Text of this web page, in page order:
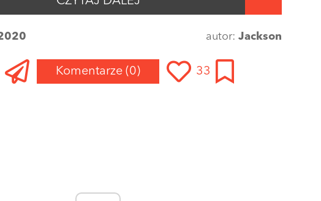
autor: Jackson
Komentarze (0) 33